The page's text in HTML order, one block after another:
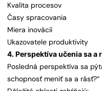
Kvalita procesov
Časy spracovania
Miera inovácií
Ukazovatele produktivity
4. Perspektíva učenia sa a
Posledná perspektíva sa
schopnosť meniť sa a rásť?“